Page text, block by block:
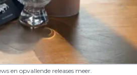
en opvallende releases meer.